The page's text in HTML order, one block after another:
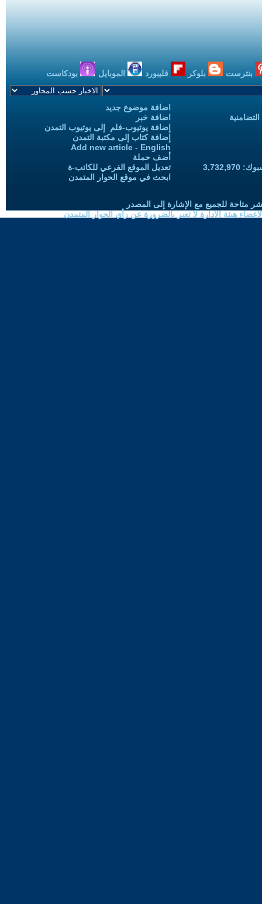
بنترست بلوكر فليبورد الموبايل بودكاست
اضافة موضوع جديد
اضافة خبر
إضافة يوتيوب-فلم إلى يوتيوب التمدن
إضافة كتاب إلى مكتبة التمدن
Add new article - English
أضف حملة
تعديل الموقع الفرعي للكاتب-ة
ابحث في موقع الحوار المتمدن
متاحة للجميع مع الإشارة إلى المصدر
هيئة الادارة لا تعبر بالضرورة عن رأي الحوار المتمدن